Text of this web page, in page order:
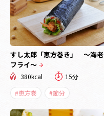
すし太郎「恵方巻き」 ～海老
フライ～
380kcal
15分
#恵方巻
#節分